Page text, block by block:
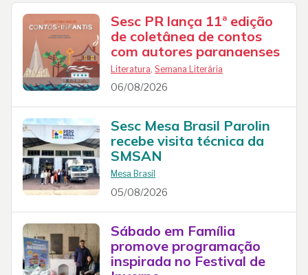
Sesc PR lança 11ª edição
de coletânea de contos
com autores paranaenses
Literatura, Semana Literária
06/08/2026
Sesc Mesa Brasil Parolin
recebe visita técnica da
SMSAN
Mesa Brasil
05/08/2026
Sábado em Família
promove programação
inspirada no Festival de